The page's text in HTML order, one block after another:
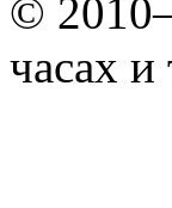
©
часах и